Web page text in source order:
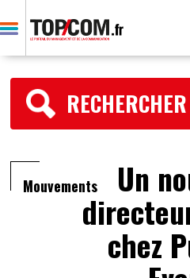
RECHERCHER
Mouvements Un
chez